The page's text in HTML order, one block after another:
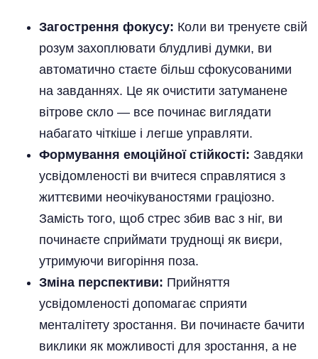
Загострення фокусу: Коли ви тренуєте свій
розум захоплювати блудливі думки, ви
автоматично стаєте більш сфокусованими
на завданнях. Це як очистити затуманене
вітрове скло — все починає виглядати
набагато чіткіше і легше управляти.
Формування емоційної стійкості: Завдяки
усвідомленості ви вчитеся справлятися з
життєвими неочікуваностями граціозно.
Замість того, щоб стрес збив вас з ніг, ви
починаєте сприймати труднощі як виєри,
утримуючи вигоріння поза.
Зміна перспективи: Прийняття
усвідомленості допомагає сприяти
менталітету зростання. Ви починаєте бачити
виклики як можливості для зростання, а не